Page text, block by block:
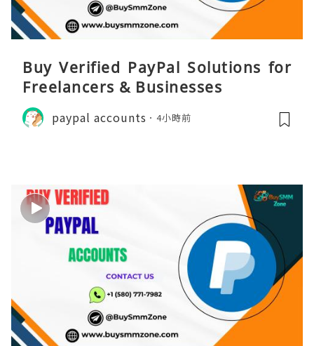
Buy Verified PayPal Solutions for
Freelancers & Businesses
paypal accounts 4小時前